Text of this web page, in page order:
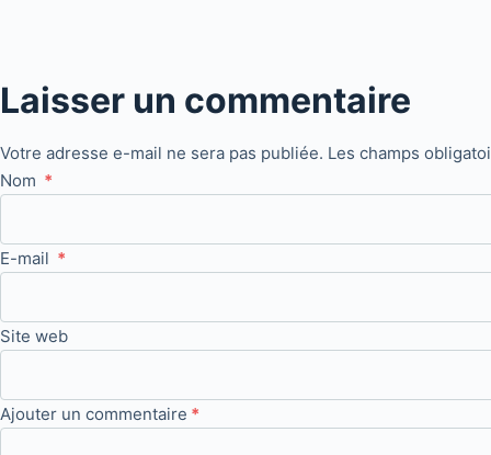
Laisser un commentaire
Votre adresse e-mail ne sera pas publiée. Les champs
Nom *
E-mail *
Site web
Ajouter un commentaire *